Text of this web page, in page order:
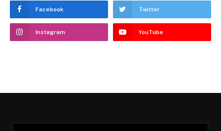
Facebook Twitter
Instagram YouTube